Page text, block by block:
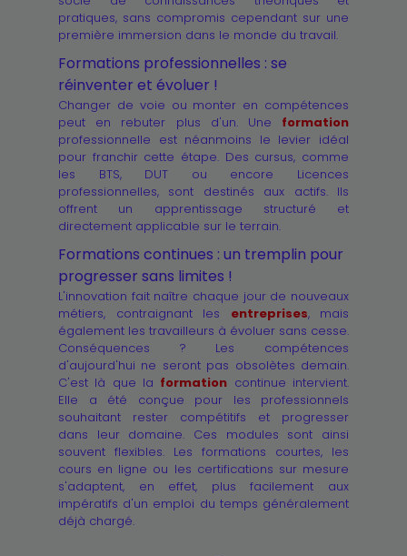
pratiques, sans compromis cependant sur une
première immersion dans le monde du travail.
Formations professionnelles : se
réinventer et évoluer !
Changer de voie ou monter en compétences
peut en rebuter plus d'un. Une formation
professionnelle est néanmoins le levier idéal
pour franchir cette étape. Des cursus, comme
les BTS, DUT ou encore Licences
professionnelles, sont destinés aux actifs. Ils
offrent un apprentissage structuré et
directement applicable sur le terrain.
Formations continues : un tremplin pour
progresser sans limites !
L'innovation fait naître chaque jour de nouveaux
métiers, contraignant les entreprises, mais
également les travailleurs à évoluer sans cesse.
Conséquences ? Les compétences
d'aujourd'hui ne seront pas obsolètes demain.
C'est là que la formation continue intervient.
Elle a été conçue pour les professionnels
souhaitant rester compétitifs et progresser
dans leur domaine. Ces modules sont ainsi
souvent flexibles. Les formations courtes, les
cours en ligne ou les certifications sur mesure
s'adaptent, en effet, plus facilement aux
impératifs d'un emploi du temps généralement
déjà chargé.